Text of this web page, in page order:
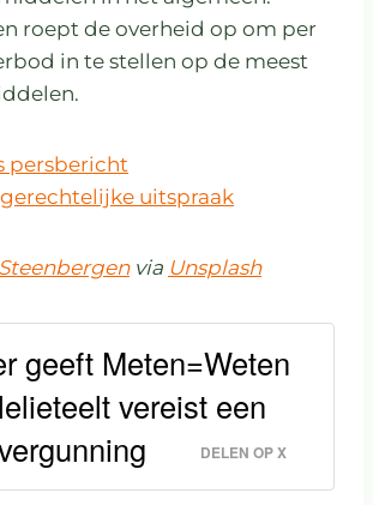
roept de overheid op om per
in te stellen op de meest
persbericht
gerechtelijke uitspraak
via Unsplash
geeft Meten=Weten
vereist een
DELEN OP X